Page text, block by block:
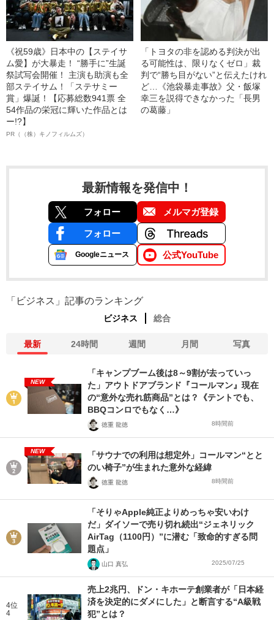
《祝59歳》日本中の【ステイサ
ム愛】が大暴走！ “勝手に”生誕
祭試写会開催！ 主演も助演も全
部ステイサム！「ステサミー
賞」爆誕！【応募総数941票 全
54作品の栄冠に輝いた作品とは
ー!?】
PR（（株）キノフィルムズ）
「トヨタの非を認める判決が出
る可能性は、限りなくゼロ」裁
判で“勝ち目がない”と伝えたけれ
ど…《池袋暴走事故》父・飯塚
幸三を説得できなかった「長男
の葛藤」
最新情報を発信中！
フォロー メルマガ登録
フォロー
Googleニュース 公式YouTube
「ビジネス」記事のランキング
ビジネス 総合
最新 24時間 週間 月間 写真
NEW
「キャンプブーム後は8～9割が去っていっ
た」アウトドアブランド『コールマン』現在
の“意外な売れ筋商品”とは？《テントでも、
BBQコンロでもなく…》
徳重 龍徳 8時間前
NEW
「サウナでの利用は想定外」コールマン“とと
のい椅子”が生まれた意外な経緯
徳重 龍徳 8時間前
「そりゃApple純正よりめっちゃ安いわけ
だ」ダイソーで売り切れ続出“ジェネリック
AirTag（1100円）”に潜む「致命的すぎる問
題点」
山口 真弘 2025/07/25
4位
4
売上2兆円、ドン・キホーテ創業者が「日本経
済を決定的にダメにした」と断言する“A級戦
犯”とは？